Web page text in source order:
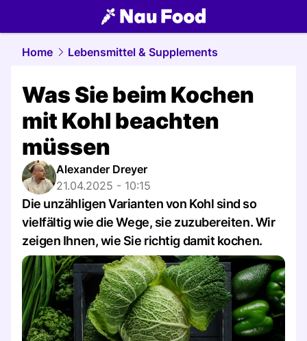
food.NAU.ch
Home Lebensmittel & Supplements
Was Sie beim Kochen
mit Kohl beachten
müssen
Alexander Dreyer
21.04.2025 - 10:15
Die unzähligen Varianten von Kohl sind so
vielfältig wie die Wege, sie zuzubereiten. Wir
zeigen Ihnen, wie Sie richtig damit kochen.